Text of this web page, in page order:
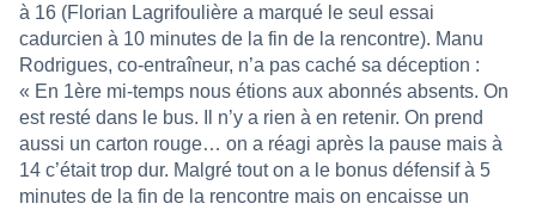
à 16 (Florian Lagrifoulière a marqué le seul essai
cadurcien à 10 minutes de la fin de la rencontre). Manu
Rodrigues, co-entraîneur, n’a pas caché sa déception :
« En 1ère mi-temps nous étions aux abonnés absents. On
est resté dans le bus. Il n’y a rien à en retenir. On prend
aussi un carton rouge… on a réagi après la pause mais à
14 c’était trop dur. Malgré tout on a le bonus défensif à 5
minutes de la fin de la rencontre mais on encaisse un